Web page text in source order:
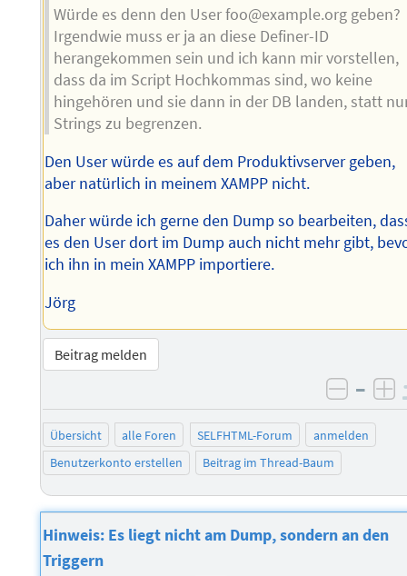
Würde es denn den User foo@example.org geben?
Irgendwie muss er ja an diese Definer-ID
herangekommen sein und ich kann mir vorstellen,
dass da im Script Hochkommas sind, wo keine
hingehören und sie dann in der DB landen, statt
Strings zu begrenzen.
Den User würde es auf dem Produktivserver geben,
aber natürlich in meinem XAMPP nicht.
Daher würde ich gerne den Dump so bearbeiten,
es den User dort im Dump auch nicht mehr gibt,
ich ihn in mein XAMPP importiere.
Jörg
Beitrag melden
–
Übersicht alle Foren SELFHTML-Forum
anmelden
Benutzerkonto erstellen
Beitrag im Thread-Baum
Hinweis: Es liegt nicht am Dump, sondern an den
Triggern